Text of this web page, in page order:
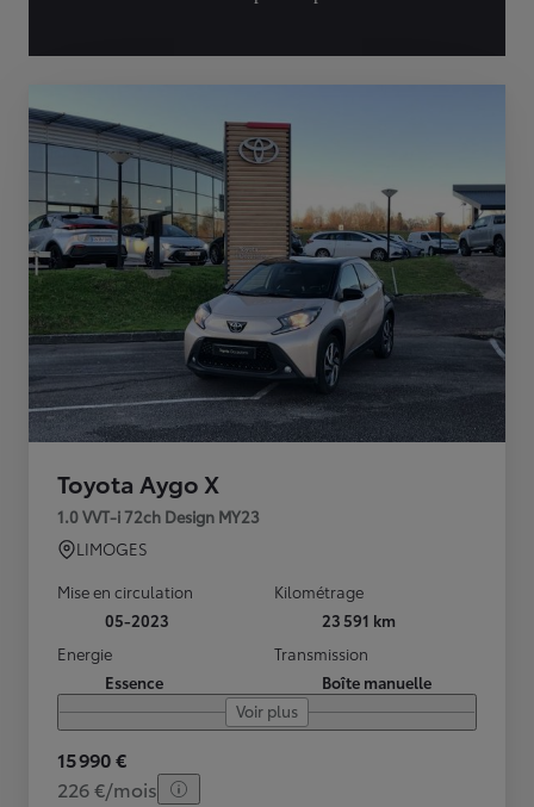
Toyota Aygo X
1.0 VVT-i 72ch Design MY23
LIMOGES
Mise en circulation
05-2023
Kilométrage
23 591 km
Energie
Essence
Transmission
Boîte manuelle
Voir plus
15 990 €
226 €/mois